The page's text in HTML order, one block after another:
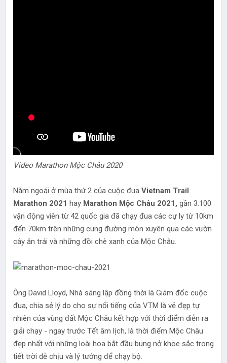
Video Marathon Mộc Châu 2020
Năm ngoái ở mùa thứ 2 của cuộc đua Vietnam Trail
Marathon 2021 hay Marathon Mộc Châu 2021, gần 3.100
vận động viên từ 42 quốc gia đã chạy đua các cự ly từ 10km
đến 70km trên những cung đường mòn xuyên qua các vườn
cây ăn trái và những đồi chè xanh của Mộc Châu.
Ông David Lloyd, Nhà sáng lập đồng thời là Giám đốc cuộc
đua, chia sẻ lý do cho sự nổi tiếng của VTM là vẻ đẹp tự
nhiên của vùng đất Mộc Châu kết hợp với thời điểm diễn ra
giải chạy - ngay trước Tết âm lịch, là thời điểm Mộc Châu
đẹp nhất với những loài hoa bắt đầu bung nở khoe sắc trong
tiết trời dễ chịu và lý tưởng để chạy bộ.